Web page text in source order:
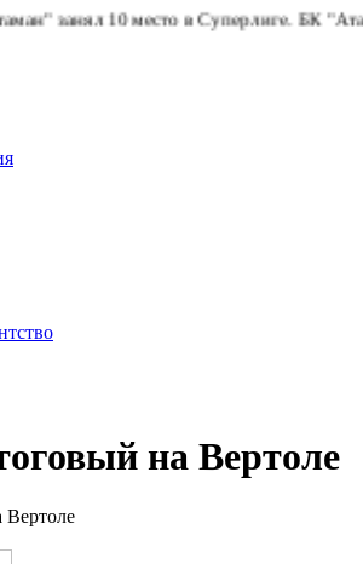
10 место в Суперлиге.БК "Атаман"
на Вертоле
Вертоле